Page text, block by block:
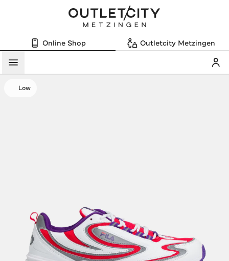
Online Shop Outletcity Metzingen
Menü
Low